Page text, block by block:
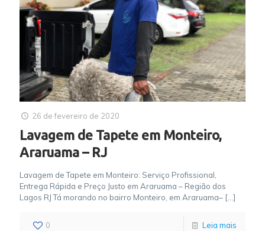
26 de fevereiro de 2020
Lavagem de Tapete em Monteiro,
Araruama – RJ
Lavagem de Tapete em Monteiro: Serviço Profissional,
Entrega Rápida e Preço Justo em Araruama – Região dos
Lagos RJ Tá morando no bairro Monteiro, em Araruama– […]
0 Leia mais